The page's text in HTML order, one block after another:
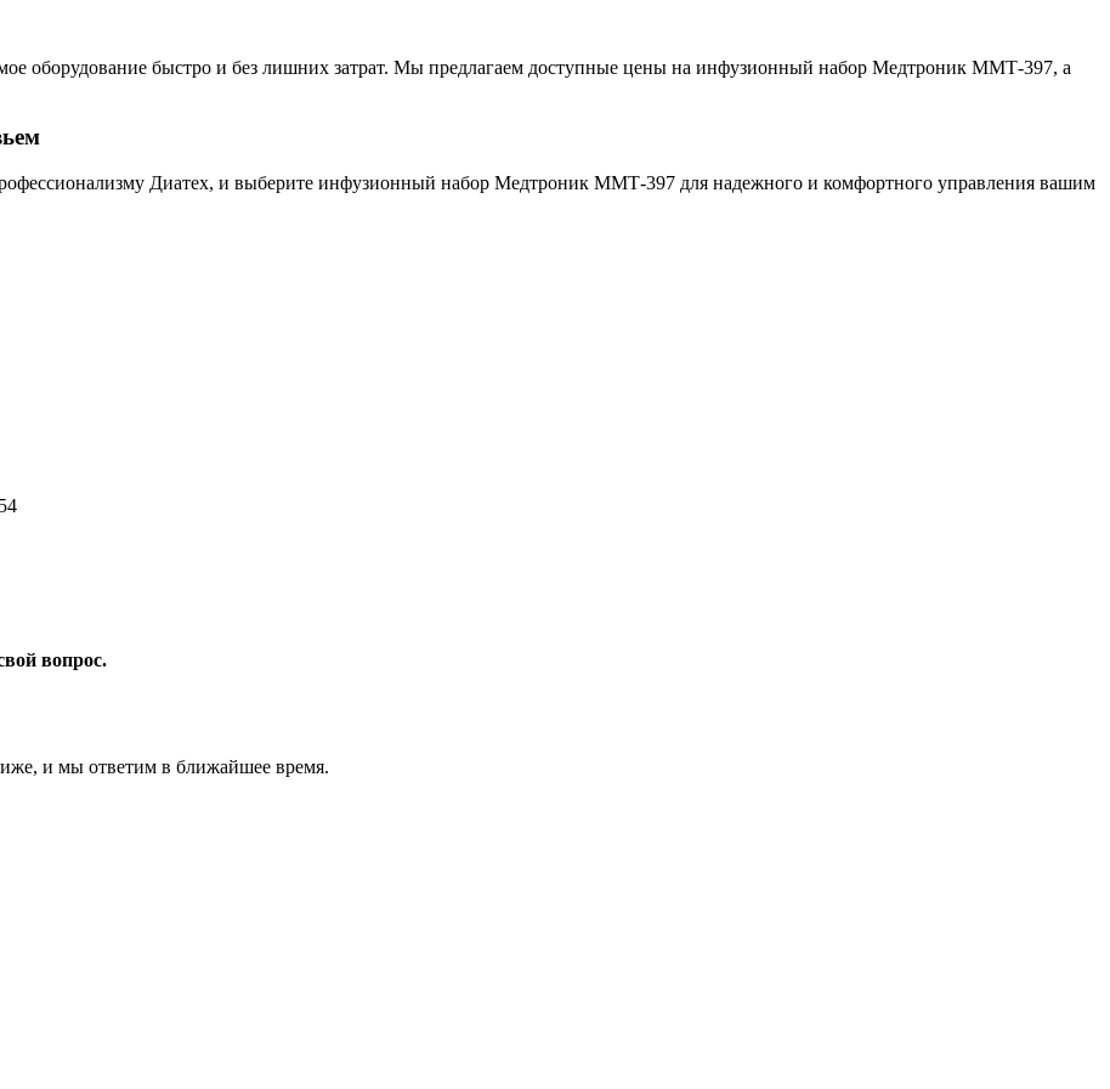
оборудование быстро и без лишних затрат. Мы предлагаем доступные цены на инфузионный набор Медтроник ММТ-397, а
Диатех, и выберите инфузионный набор Медтроник ММТ-397 для надежного и комфортного управления вашим
вопрос.
и мы ответим в ближайшее время.